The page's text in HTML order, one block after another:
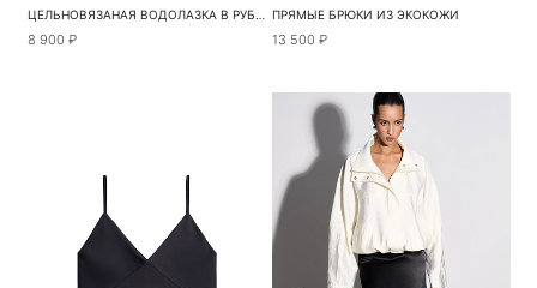
ЦЕЛЬНОВЯЗАНАЯ ВОДОЛАЗКА В РУБЧИК
8 900 ₽
ПРЯМЫЕ БРЮКИ ИЗ ЭКОКОЖИ
13 500 ₽